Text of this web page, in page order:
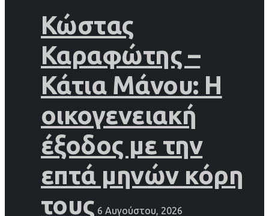
Κώστας
Καραφώτης –
Κάτια Μάνου: Η
οικογενειακή
έξοδος με την
επτά μηνών κόρη
τους 6 Αυγούστου, 2026